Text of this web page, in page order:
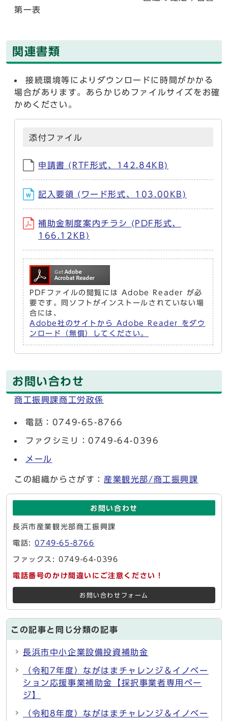
第一表
関連書類
接続環境等によりダウンロードに時間がかかる
場合があります。あらかじめファイルサイズをお確
かめください。
添付ファイル
申請書 (RTF形式、142.84KB)
記入要領 (ワード形式、103.00KB)
補助金制度案内チラシ (PDF形式、
166.12KB)
PDFファイルの閲覧には Adobe Reader が必
要です。同ソフトがインストールされていない場
合には、
Adobe社のサイトから Adobe Reader をダウ
ンロード（無償）してください。
お問い合わせ
商工振興課商工労政係
電話：0749-65-8766
ファクシミリ：0749-64-0396
メール
この組織からさがす： 産業観光部/商工振興課
お問い合わせ
長浜市産業観光部商工振興課
電話:0749-65-8766
ファックス: 0749-64-0396
電話番号のかけ間違いにご注意ください！
お問い合わせフォーム
この記事と同じ分類の記事
長浜市中小企業設備投資補助金
（令和7年度）ながはまチャレンジ＆イノベー
ション応援事業補助金【採択事業者専用ペー
ジ】
（令和8年度）ながはまチャレンジ＆イノベー